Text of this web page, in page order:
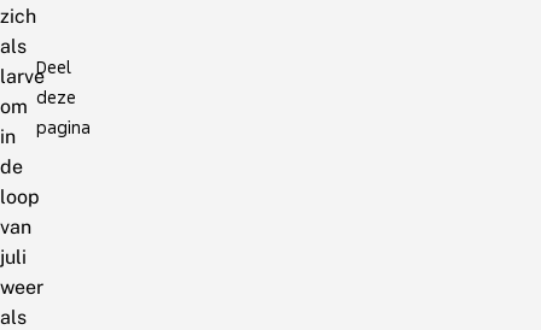
zich
als
larve
om
in
de
loop
van
juli
weer
als
Deel
deze
pagina